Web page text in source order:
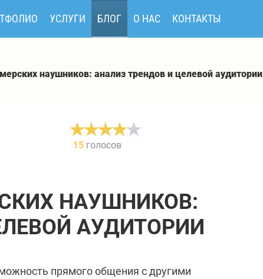
УСЛУГИ БЛОГ О НАС КОНТАКТЫ
наушников: анализ трендов и целевой аудитории
15 голосов
НАУШНИКОВ:
АУДИТОРИИ
прямого общения с другими